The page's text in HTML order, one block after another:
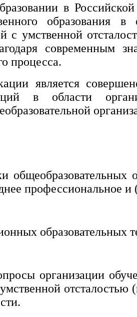
в
с умственной
современным
процесса.
является
в области
профессиональное и
образовательных
организации